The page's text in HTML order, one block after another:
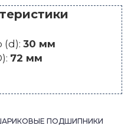
(d): 30 мм
72 мм
ПОДШИПНИКИ